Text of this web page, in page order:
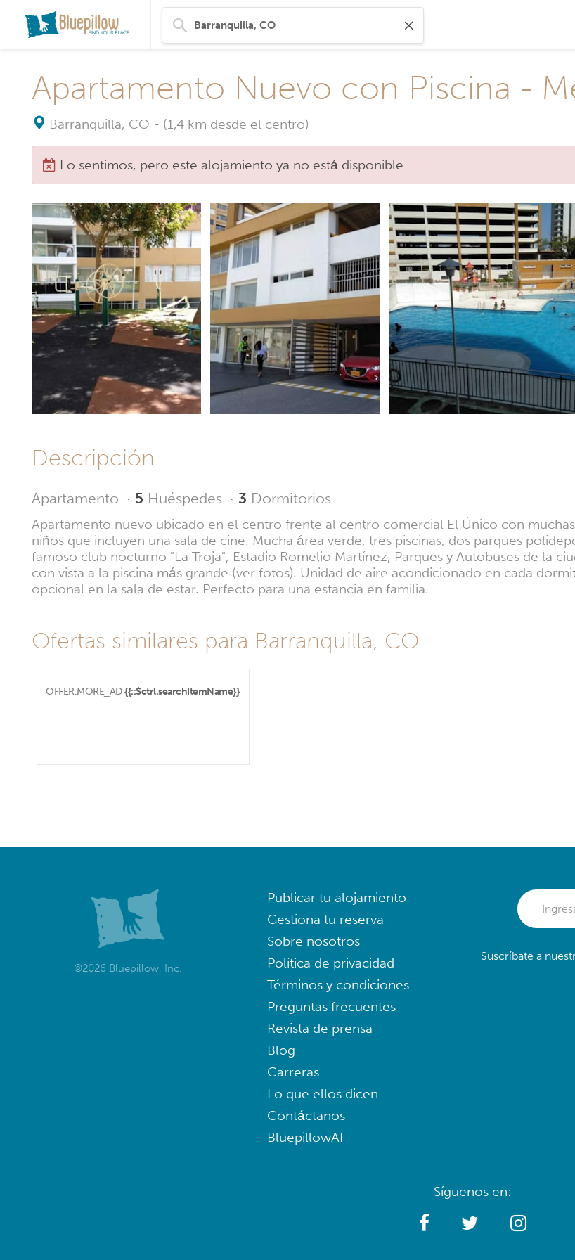
Apartamento Nuevo con Piscina -
Barranquilla, CO - (1,4 km desde el centro)
Lo sentimos, pero este alojamiento ya no está disponible
Descripción
Apartamento · 5 Huéspedes · 3 Dormitorios
Apartamento nuevo ubicado en el centro frente al centro comercial El Único con
niños que incluyen una sala de cine. Mucha área verde, tres piscinas, dos parques
famoso club nocturno "La Troja", Estadio Romelio Martínez, Parques y Autobuses de la
con vista a la piscina más grande (ver fotos). Unidad de aire acondicionado en cada
opcional en la sala de estar. Perfecto para una estancia en familia.
Ofertas similares para Barranquilla, CO
OFFER.MORE_AD {{::$ctrl.searchItemName}}
©2026 Bluepillow, Inc.
Publicar tu alojamiento
Gestiona tu reserva
Sobre nosotros
Política de privacidad
Términos y condiciones
Preguntas frecuentes
Revista de prensa
Blog
Carreras
Lo que ellos dicen
Contáctanos
BluepillowAI
Suscríbate a
Síguenos en: